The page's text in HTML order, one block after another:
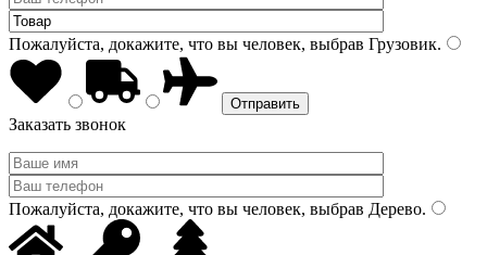
Пожалуйста, докажите, что вы человек, выбрав Грузовик.
Заказать звонок
Пожалуйста, докажите, что вы человек, выбрав Дерево.